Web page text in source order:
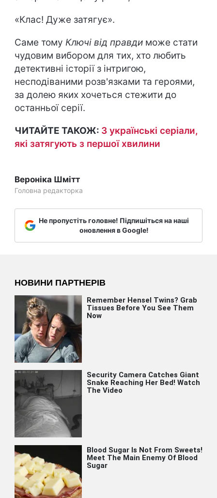
«Клас! Дуже затягує».
Саме тому Ключі від правди може стати
чудовим вибором для тих, хто любить
детективні історії з інтригою,
несподіваними розв'язками та героями,
за долею яких хочеться стежити до
останньої серії.
ЧИТАЙТЕ ТАКОЖ: 3 українські серіали,
які затягують з першої хвилини
Вероніка Шмітт
Головна редакторка
Не пропустіть головне! Підпишіться на наші
оновлення в Google!